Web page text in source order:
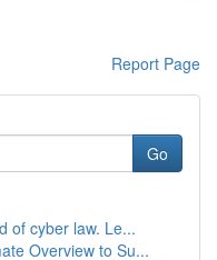
Report Page
Go
of cyber law. Le...
Overview to Su...